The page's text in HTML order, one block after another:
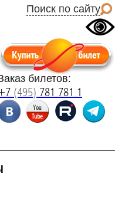
Поиск по сайту
билетов:
(495) 781 781 1